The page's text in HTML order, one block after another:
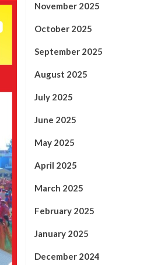
November 2025
October 2025
September 2025
August 2025
July 2025
June 2025
May 2025
April 2025
March 2025
February 2025
January 2025
December 2024